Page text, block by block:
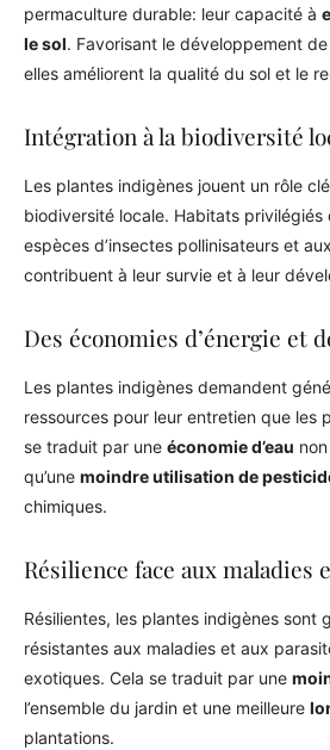
permaculture durable: leur capacité à
le sol. Favorisant le développement
elles améliorent la qualité du sol et le
Intégration à la biodiversité
Les plantes indigènes jouent un rôle
biodiversité locale. Habitats privilégiés
espèces d’insectes pollinisateurs et
contribuent à leur survie et à leur
Des économies d’énergie et
Les plantes indigènes demandent
ressources pour leur entretien que les
se traduit par une économie d’eau
qu’une moindre utilisation de
chimiques.
Résilience face aux maladies
Résilientes, les plantes indigènes sont
résistantes aux maladies et aux
exotiques. Cela se traduit par une
l’ensemble du jardin et une meilleure
plantations.